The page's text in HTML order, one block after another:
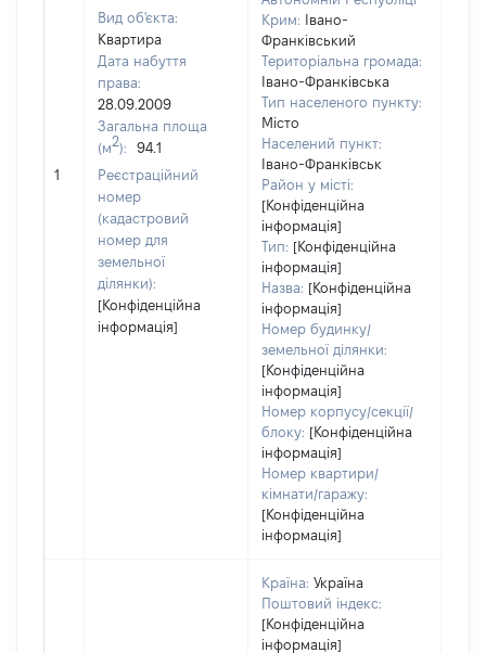
1
Вид об'єкта:
Квартира
Дата набуття
права:
28.09.2009
Загальна площа
(м2):
94.1
Реєстраційний
номер
(кадастровий
номер для
земельної
ділянки):
[Конфіденційна
інформація]
Крим:
Івано-
Франківський
Територіальна громада:
Івано-Франківська
Тип населеного пункту:
Місто
Населений пункт:
Івано-Франківськ
Район у місті:
[Конфіденційна
інформація]
Тип: [Конфіденційна
інформація]
Назва: [Конфіденційна
інформація]
Номер будинку/
земельної ділянки:
[Конфіденційна
інформація]
Номер корпусу/секції/
блоку: [Конфіденційна
інформація]
Номер квартири/
кімнати/гаражу:
[Конфіденційна
інформація]
Країна: Україна
Поштовий індекс:
[Конфіденційна
інформація]